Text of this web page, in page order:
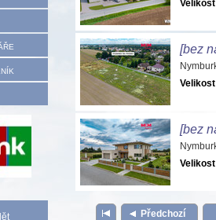
[bez
[bez
Předchozí